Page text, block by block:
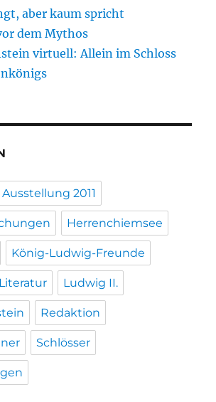
aber kaum spricht
dem Mythos
virtuell: Allein im Schloss
Ausstellung 2011
Herrenchiemsee
König-Ludwig-Freunde
Literatur Ludwig II.
Redaktion
Schlösser